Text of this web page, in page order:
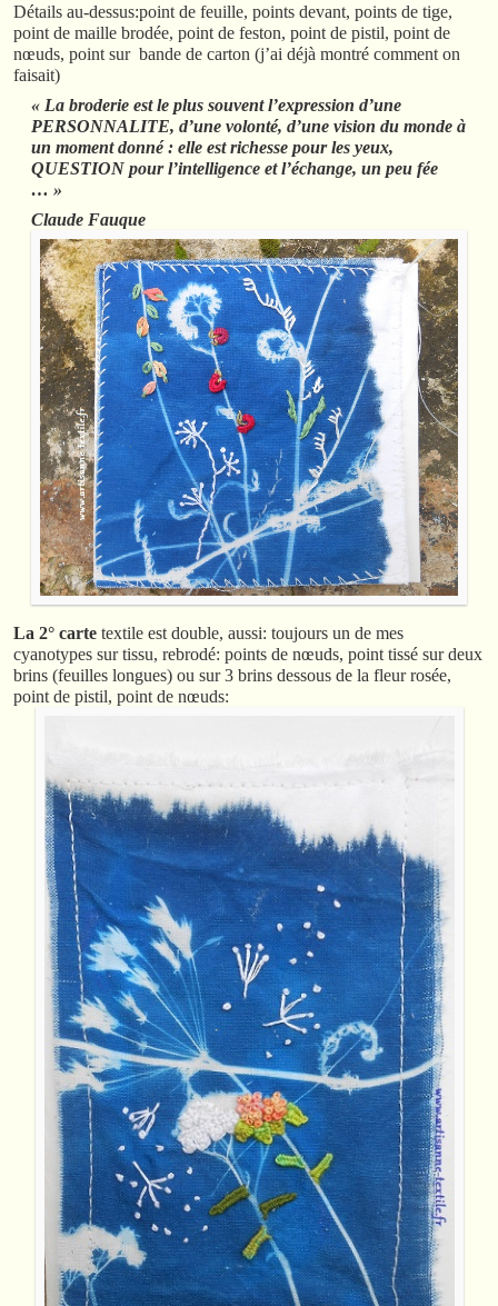
Détails au-dessus:point de feuille, points devant, points de tige,
point de maille brodée, point de feston, point de pistil, point de
nœuds, point sur bande de carton (j’ai déjà montré comment on
faisait)
« La broderie est le plus souvent l’expression d’une
PERSONNALITE, d’une volonté, d’une vision du monde à
un moment donné : elle est richesse pour les yeux,
QUESTION pour l’intelligence et l’échange, un peu fée
… »
Claude Fauque
La 2° carte textile est double, aussi: toujours un de mes
cyanotypes sur tissu, rebrodé: points de nœuds, point tissé sur deux
brins (feuilles longues) ou sur 3 brins dessous de la fleur rosée,
point de pistil, point de nœuds: